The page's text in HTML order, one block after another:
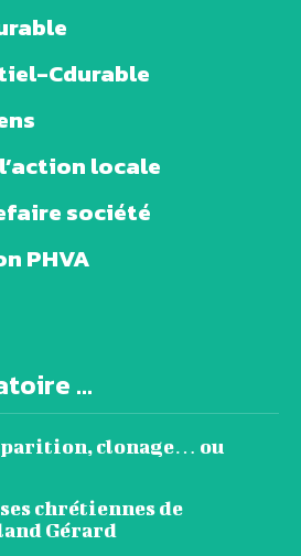
Cdurable
locale
société
PHVA
...
clonage… ou
chrétiennes de
Gérard